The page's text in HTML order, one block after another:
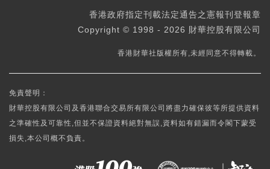
香港政府指定刊載法定通告之憲報刊登報章
Copyright © 1998 - 2026 財華控股有限公司
香港財華社版權所有,未經同意不得轉載。
免責聲明：
財華控股有限公司及香港聯合交易所有限公司將盡力確保彼等所提供資料
之準確性及可靠性,但並不保證資料絕對無誤,資料如有錯漏而令閣下蒙受
損失,本公司概不負責。